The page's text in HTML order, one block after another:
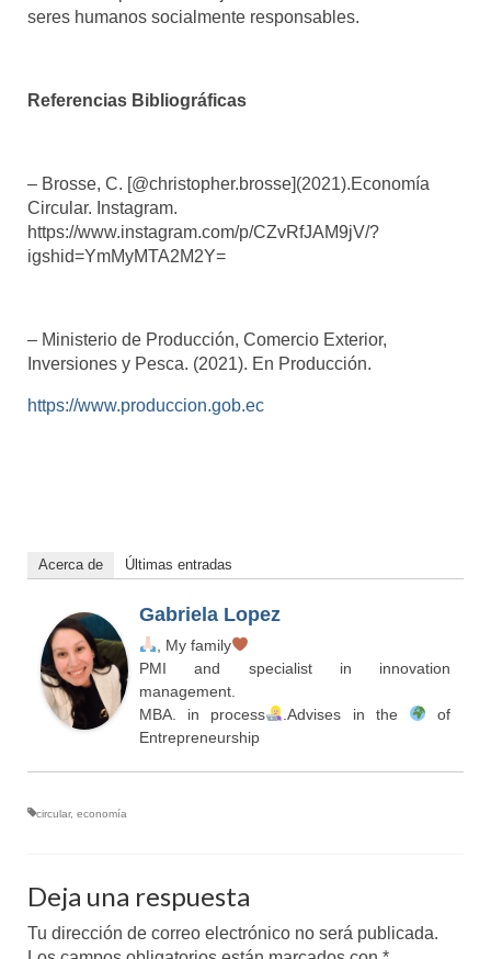
seres humanos socialmente responsables.
Referencias Bibliográficas
– Brosse, C. [@christopher.brosse](2021).Economía
Circular. Instagram.
https://www.instagram.com/p/CZvRfJAM9jV/?
igshid=YmMyMTA2M2Y=
– Ministerio de Producción, Comercio Exterior,
Inversiones y Pesca. (2021). En Producción.
https://www.produccion.gob.ec
Acerca de Últimas entradas
Gabriela Lopez
, My family
PMI and specialist in innovation
management.
MBA. in process
.Advises in the
of
Entrepreneurship
circular, economía
Deja una respuesta
Tu dirección de correo electrónico no será publicada.